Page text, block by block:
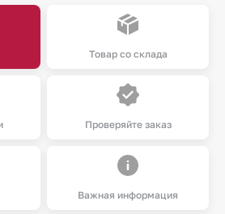
Товар со склада
Проверяйте заказ
Важная информация